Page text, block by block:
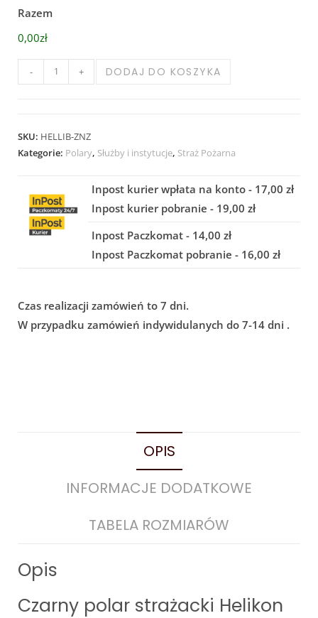
Razem
0,00zł
- + DODAJ DO KOSZYKA
SKU: HELLIB-ZNZ
Kategorie: Polary, Służby i instytucje, Straż Pożarna
Inpost kurier wpłata na konto - 17,00 zł
Inpost kurier pobranie - 19,00 zł
Inpost Paczkomat - 14,00 zł
Inpost Paczkomat pobranie - 16,00 zł
Czas realizacji zamówień to 7 dni.
W przypadku zamówień indywidulanych do 7-14 dni .
OPIS
INFORMACJE DODATKOWE
TABELA ROZMIARÓW
Opis
Czarny polar strażacki Helikon